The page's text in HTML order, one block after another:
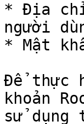
* Địa
người
* Mật
Để thực
khoản
sử dụng